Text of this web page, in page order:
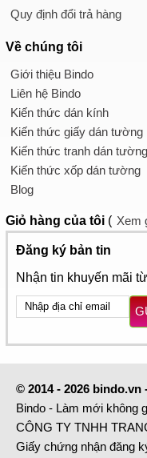
Quy định đổi trả hàng
Về chúng tôi
Giới thiệu Bindo
Liên hệ Bindo
Kiến thức dán kính
Kiến thức giấy dán tường
Kiến thức tranh dán tường
Kiến thức xốp dán tường
Blog
Giỏ hàng của tôi ( Xem
Đăng ký bản tin
Nhận tin khuyến mãi
© 2014 - 2026
Bindo - Làm mới không
CÔNG TY TNHH
Giấy chứng nhận đăng